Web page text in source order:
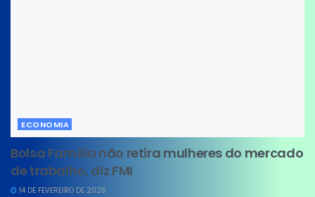
ECONOMIA
Bolsa Família não retira mulheres do mercado
de trabalho, diz FMI
14 DE FEVEREIRO DE 2026